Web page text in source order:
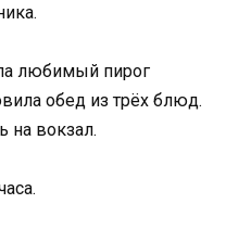
любимый пирог
обед из трёх блюд.
на вокзал.